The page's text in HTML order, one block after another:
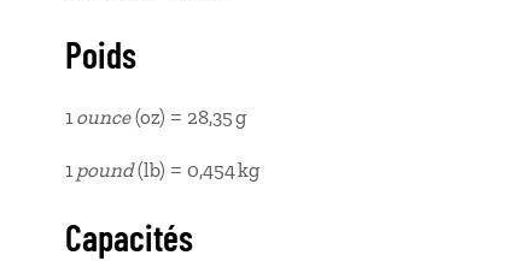
Poids
1ounce(oz) = 28,35 g
1pound(lb) = 0,454 kg
Capacités